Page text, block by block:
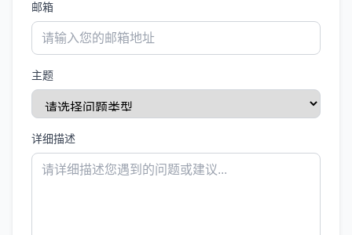
邮箱
主题
详细描述